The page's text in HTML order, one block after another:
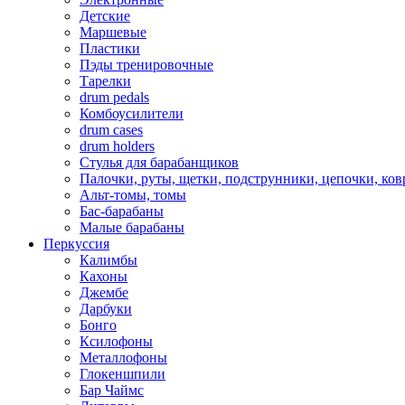
Детские
Маршевые
Пластики
Пэды тренировочные
Тарелки
drum pedals
Комбоусилители
drum cases
drum holders
Стулья для барабанщиков
Палочки, руты, щетки, подструнники, цепочки,
Альт-томы, томы
Бас-барабаны
Малые барабаны
Перкуссия
Калимбы
Кахоны
Джембе
Дарбуки
Бонго
Ксилофоны
Металлофоны
Глокеншпили
Бар Чаймс